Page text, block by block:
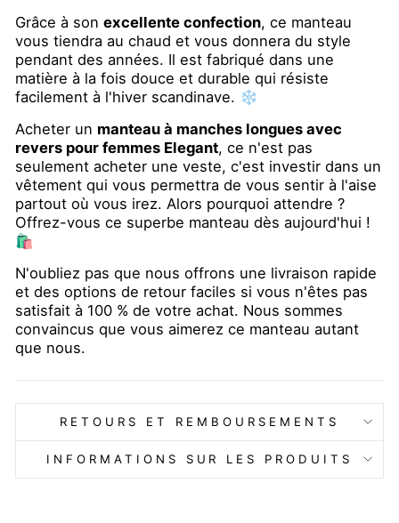
Grâce à son excellente confection, ce manteau
vous tiendra au chaud et vous donnera du style
pendant des années. Il est fabriqué dans une
matière à la fois douce et durable qui résiste
facilement à l'hiver scandinave. ❄️
Acheter un manteau à manches longues avec
revers pour femmes Elegant, ce n'est pas
seulement acheter une veste, c'est investir dans un
vêtement qui vous permettra de vous sentir à l'aise
partout où vous irez. Alors pourquoi attendre ?
Offrez-vous ce superbe manteau dès aujourd'hui !
🛍️
N'oubliez pas que nous offrons une livraison rapide
et des options de retour faciles si vous n'êtes pas
satisfait à 100 % de votre achat. Nous sommes
convaincus que vous aimerez ce manteau autant
que nous.
RETOURS ET REMBOURSEMENTS
INFORMATIONS SUR LES PRODUITS